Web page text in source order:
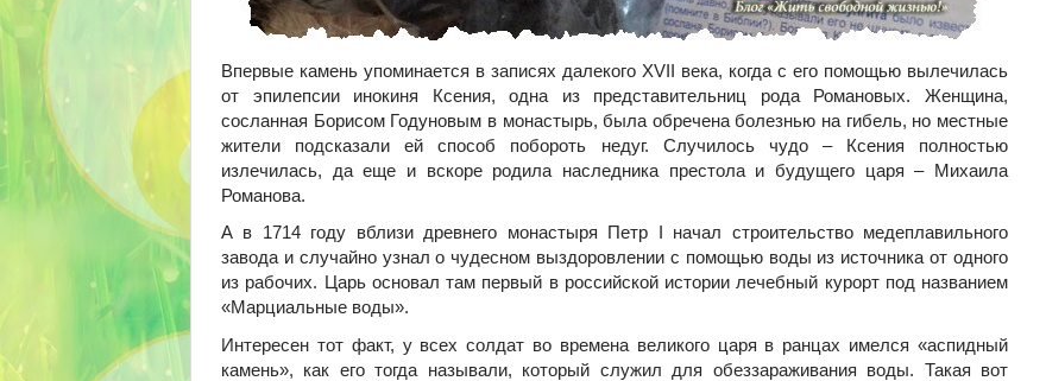
Впервые камень упоминается в записях далекого XVII века, когда с его помощью вылечилась
от эпилепсии инокиня Ксения, одна из представительниц рода Романовых. Женщина,
сосланная Борисом Годуновым в монастырь, была обречена болезнью на гибель, но местные
жители подсказали ей способ побороть недуг. Случилось чудо – Ксения полностью
излечилась, да еще и вскоре родила наследника престола и будущего царя – Михаила
Романова.
А в 1714 году вблизи древнего монастыря Петр I начал строительство медеплавильного
завода и случайно узнал о чудесном выздоровлении с помощью воды из источника от одного
из рабочих. Царь основал там первый в российской истории лечебный курорт под названием
«Марциальные воды».
Интересен тот факт, у всех солдат во времена великого царя в ранцах имелся «аспидный
камень», как его тогда называли, который служил для обеззараживания воды. Такая вот